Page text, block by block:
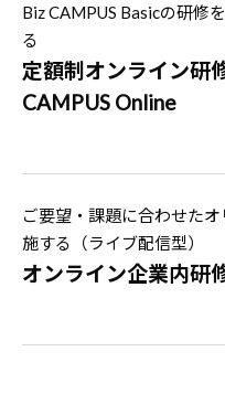
Biz CAMPUS Basicの研修
る
定額制オンライン研
CAMPUS Online
ご要望・課題に合わせた
施する（ライブ配信型）
オンライン企業内研